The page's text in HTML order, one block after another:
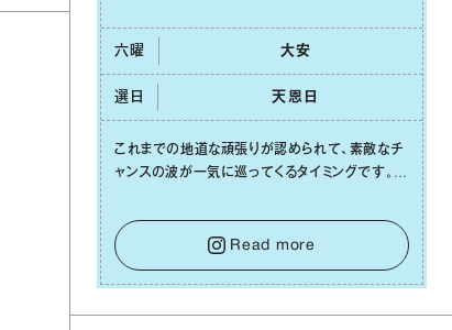
六曜 ⼤安
選日 天恩⽇
これまでの地道な頑張りが認められて、素敵なチ
ャンスの波が⼀気に巡ってくるタイミングです。周
せずに笑顔で受け取りましょう。みんなと⼀緒に
幸せになっていくイメージを持って⼀歩を踏み出
して。⼀⼈⼀⼈の良いところが混ざり合い、ハッピ
ーな未来が形作られていきます。
Read more